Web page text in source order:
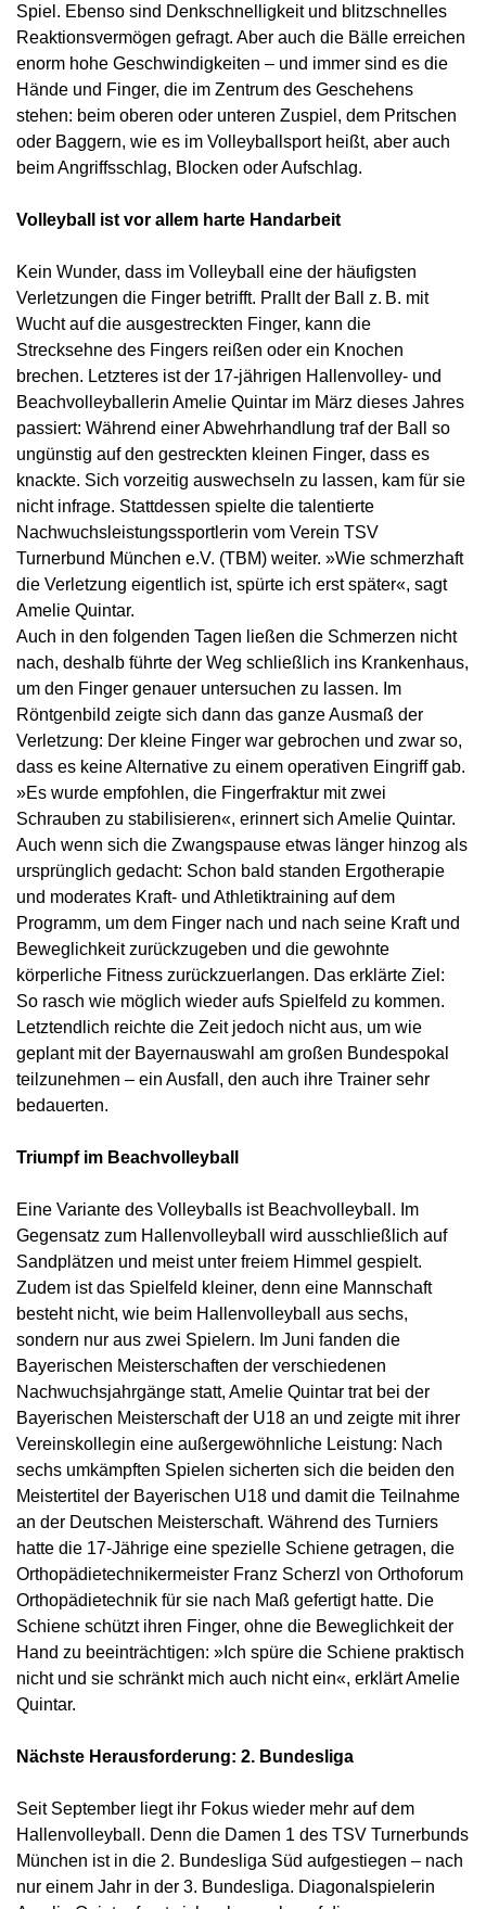
Spiel. Ebenso sind Denkschnelligkeit und blitzschnelles
Reaktionsvermögen gefragt. Aber auch die Bälle erreichen
enorm hohe Geschwindigkeiten – und immer sind es die
Hände und Finger, die im Zentrum des Geschehens
stehen: beim oberen oder unteren Zuspiel, dem Pritschen
oder Baggern, wie es im Volleyballsport heißt, aber auch
beim Angriffsschlag, Blocken oder Aufschlag.
Volleyball ist vor allem harte Handarbeit
Kein Wunder, dass im Volleyball eine der häufigsten
Verletzungen die Finger betrifft. Prallt der Ball z. B. mit
Wucht auf die ausgestreckten Finger, kann die
Strecksehne des Fingers reißen oder ein Knochen
brechen. Letzteres ist der 17-jährigen Hallenvolley- und
Beachvolleyballerin Amelie Quintar im März dieses Jahres
passiert: Während einer Abwehrhandlung traf der Ball so
ungünstig auf den gestreckten kleinen Finger, dass es
knackte. Sich vorzeitig auswechseln zu lassen, kam für sie
nicht infrage. Stattdessen spielte die talentierte
Nachwuchsleistungssportlerin vom Verein TSV
Turnerbund München e.V. (TBM) weiter. »Wie schmerzhaft
die Verletzung eigentlich ist, spürte ich erst später«, sagt
Amelie Quintar.
Auch in den folgenden Tagen ließen die Schmerzen nicht
nach, deshalb führte der Weg schließlich ins Krankenhaus,
um den Finger genauer untersuchen zu lassen. Im
Röntgenbild zeigte sich dann das ganze Ausmaß der
Verletzung: Der kleine Finger war gebrochen und zwar so,
dass es keine Alternative zu einem operativen Eingriff gab.
»Es wurde empfohlen, die Fingerfraktur mit zwei
Schrauben zu stabilisieren«, erinnert sich Amelie Quintar.
Auch wenn sich die Zwangspause etwas länger hinzog als
ursprünglich gedacht: Schon bald standen Ergotherapie
und moderates Kraft- und Athletiktraining auf dem
Programm, um dem Finger nach und nach seine Kraft und
Beweglichkeit zurückzugeben und die gewohnte
körperliche Fitness zurückzuerlangen. Das erklärte Ziel:
So rasch wie möglich wieder aufs Spielfeld zu kommen.
Letztendlich reichte die Zeit jedoch nicht aus, um wie
geplant mit der Bayernauswahl am großen Bundespokal
teilzunehmen – ein Ausfall, den auch ihre Trainer sehr
bedauerten.
Triumpf im Beachvolleyball
Eine Variante des Volleyballs ist Beachvolleyball. Im
Gegensatz zum Hallenvolleyball wird ausschließlich auf
Sandplätzen und meist unter freiem Himmel gespielt.
Zudem ist das Spielfeld kleiner, denn eine Mannschaft
besteht nicht, wie beim Hallenvolleyball aus sechs,
sondern nur aus zwei Spielern. Im Juni fanden die
Bayerischen Meisterschaften der verschiedenen
Nachwuchsjahrgänge statt, Amelie Quintar trat bei der
Bayerischen Meisterschaft der U18 an und zeigte mit ihrer
Vereinskollegin eine außergewöhnliche Leistung: Nach
sechs umkämpften Spielen sicherten sich die beiden den
Meistertitel der Bayerischen U18 und damit die Teilnahme
an der Deutschen Meisterschaft. Während des Turniers
hatte die 17-Jährige eine spezielle Schiene getragen, die
Orthopädietechnikermeister Franz Scherzl von Orthoforum
Orthopädietechnik für sie nach Maß gefertigt hatte. Die
Schiene schützt ihren Finger, ohne die Beweglichkeit der
Hand zu beeinträchtigen: »Ich spüre die Schiene praktisch
nicht und sie schränkt mich auch nicht ein«, erklärt Amelie
Quintar.
Nächste Herausforderung: 2. Bundesliga
Seit September liegt ihr Fokus wieder mehr auf dem
Hallenvolleyball. Denn die Damen 1 des TSV Turnerbunds
München ist in die 2. Bundesliga Süd aufgestiegen – nach
nur einem Jahr in der 3. Bundesliga. Diagonalspielerin